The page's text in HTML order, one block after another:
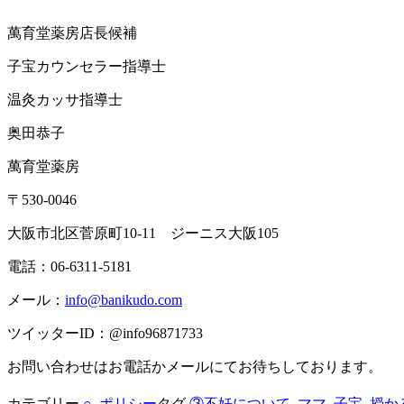
萬育堂薬房店長候補
子宝カウンセラー指導士
温灸カッサ指導士
奥田恭子
萬育堂薬房
〒530-0046
大阪市北区菅原町10-11 ジーニス大阪105
電話：06-6311-5181
メール： info@banikudo.com
ツイッターID：@info96871733
お問い合わせはお電話かメールにてお待ちしております。